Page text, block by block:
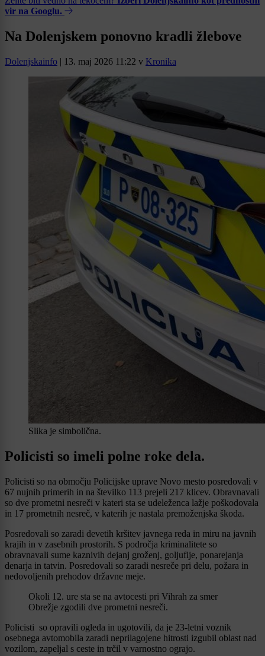
vir na Googlu.
Na Dolenjskem ponovno kradli žlebove
Dolenjskainfo | 13. maj 2026 11:22 v Kronika
Slika je simbolična.
Policisti so imeli polne roke dela.
Policisti so na območju Policijske uprave Novo mesto posredovali v
67 nujnih primerih in na številko 113 prejeli 217 klicev. Obravnavali
so dve prometni nesreči v kateri sta se udeleženca lažje poškodovala
in 17 prometnih nesreč, v katerih je nastala premoženjska škoda.
Posredovali so zaradi devetih kršitev javnega reda in miru na javnih
krajih in v zasebnih prostorih. S področja kriminalitete so
obravnavali sume kaznivih dejanj groženj, goljufije, ponarejanja
denarja in tatvin. Posredovali so zaradi nesreče pri delu, požara in
nedovoljenih prehodov državne meje.
Okoli 12. ure sta se na avtocesti pri Vihrah za smer
Obrežje zgodili dve prometni nesreči.
Policisti so opravili ogleda in ugotovili, da je 23-letni voznik
osebnega avtomobila zaradi neprilagojene hitrosti izgubil oblast nad
vozilom, zapeljal s ceste in trčil v varnostno ograjo.